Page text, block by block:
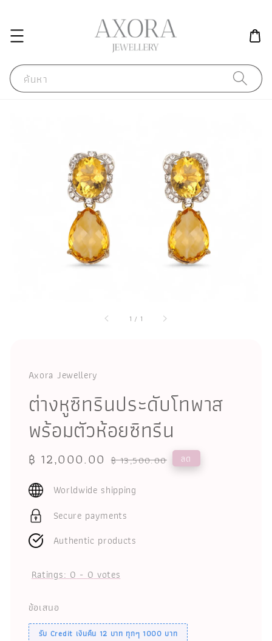
ค้นหา
1 / 1
Axora Jewellery
ต่างหูซิทรินประดับโทพาส
พร้อมตัวห้อยซิทรีน
Sale
฿ 12,000.00 Regular
฿ 13,500.00 ลด
Worldwide shipping
Secure payments
Authentic products
Ratings:0-0votes
ข้อเสนอ
รับ Credit เงินคืน 12 บาท ทุกๆ 1000 บาท